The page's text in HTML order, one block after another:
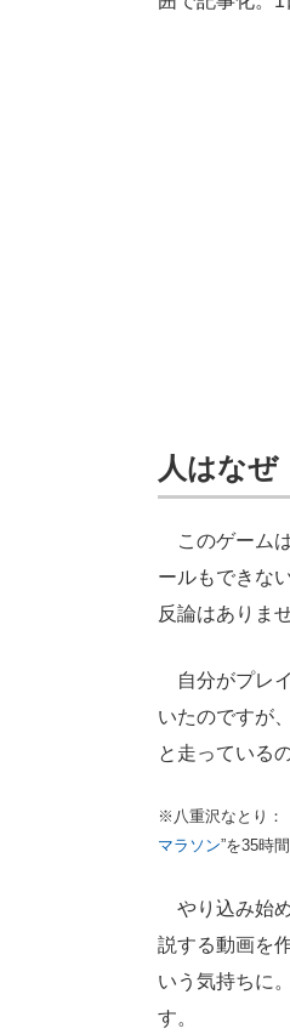
人はなぜ
このゲーム
ールもできな
反論はありま
自分がプレ
いたのですが
と走っている
※八重沢なとり：
マラソン”を35時
やり込み始
説する動画を
いう気持ちに
す。